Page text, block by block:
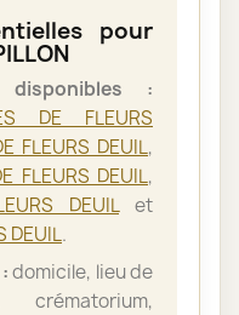
pour
disponibles :
DE FLEURS
FLEURS DEUIL,
FLEURS DEUIL,
DEUILet
DEUIL.
domicile, lieu de
crématorium,